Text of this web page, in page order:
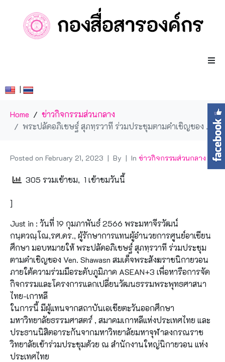
|
Home
ข่าวกิจกรรมส่วนกลาง
พระปลัดอภิเชษฐ์ สุภทฺรวาที ร่วมประชุมตามคำเชิญของ Ven. Shawasn สมเด็จพระสังฆราชนิกายวอน ภายใต้ความร่วมมือระดับภูมิภาค ASEAN+3
Posted on February 21, 2023 By In ข่าวกิจกรรมส่วนกลาง
305 รวมเข้าชม, 1 เข้าชมวันนี้
]
Just in : วันที่ 19 กุมภาพันธ์ 2566 พระมหาจีรวัฒน์
กนฺตวณฺโณ,รศ.ดร., ผู้รักษาการแทนผู้อำนวยการศูนย์อาเซียน
ศึกษา มอบหมายให้ พระปลัดอภิเชษฐ์ สุภทฺรวาที ร่วมประชุม
ตามคำเชิญของ Ven. Shawasn สมเด็จพระสังฆราชนิกายวอน
ภายใต้ความร่วมมือระดับภูมิภาค ASEAN+3 เพื่อหารือการจัด
กิจกรรมและโครงการแลกเปลี่ยนวัฒนธรรมพระพุทธศาสนา
ไทย-เกาหลี
ในการนี้ มีผู้แทนจากสถาบันเอเชียตะวันออกศึกษา
มหาวิทยาลัยธรรมศาสตร์ , สมาคมเกาหลีแห่งประเทศไทย และ
ประธานนิสิตอาระกันจากมหาวิทยาลัยมหาจุฬาลงกรณราช
วิทยาลัยเข้าร่วมประชุมด้วย ณ สำนักงานใหญ่นิกายวอน แห่ง
ประเทศไทย